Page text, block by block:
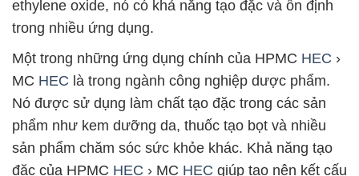
ethylene oxide, nó có khả năng tạo đặc và ổn định
trong nhiều ứng dụng.
Một trong những ứng dụng chính của HPMC HEC ›
MC HEC là trong ngành công nghiệp dược phẩm.
Nó được sử dụng làm chất tạo đặc trong các sản
phẩm như kem dưỡng da, thuốc tạo bọt và nhiều
sản phẩm chăm sóc sức khỏe khác. Khả năng tạo
đặc của HPMC HEC › MC HEC giúp tạo nên kết cấu